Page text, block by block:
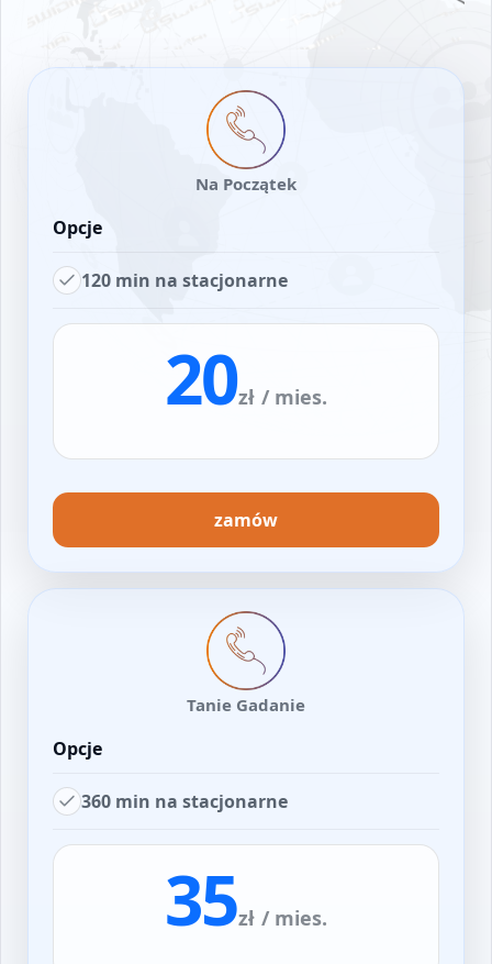
Na Początek
Opcje
120 min na stacjonarne
20zł / mies.
zamów
Tanie Gadanie
Opcje
360 min na stacjonarne
35zł / mies.